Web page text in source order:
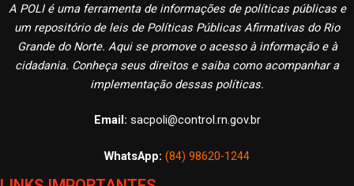
A POLI é uma ferramenta de informações de políticas públicas e
um repositório de leis de Políticas Públicas Afirmativas do Rio
Grande do Norte. Aqui se promove o acesso à informação e à
cidadania. Conheça seus direitos e saiba como acompanhar a
implementação dessas políticas.
Email: sacpoli@control.rn.gov.br
WhatsApp: (84) 98620-1244